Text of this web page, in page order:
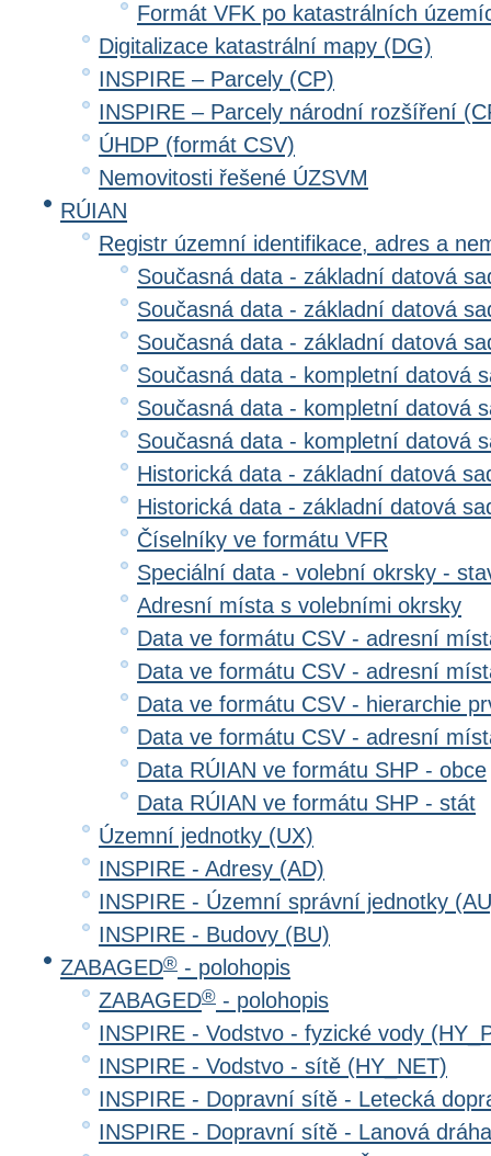
Formát VFK po katastrálních
Digitalizace katastrální mapy (DG)
INSPIRE – Parcely (CP)
INSPIRE – Parcely národní rozšíření
ÚHDP (formát CSV)
Nemovitosti řešené ÚZSVM
RÚIAN
Registr územní identifikace, adres a
Současná data - základní datová
Současná data - základní datová
Současná data - základní datová
Současná data - kompletní datová
Současná data - kompletní datová
Současná data - kompletní datová
Historická data - základní datová
Historická data - základní datová
Číselníky ve formátu VFR
Speciální data - volební okrsky -
Adresní místa s volebními okrsky
Data ve formátu CSV - adresní
Data ve formátu CSV - adresní
Data ve formátu CSV - hierarchie
Data ve formátu CSV - adresní
Data RÚIAN ve formátu SHP - obce
Data RÚIAN ve formátu SHP - stát
Územní jednotky (UX)
INSPIRE - Adresy (AD)
INSPIRE - Územní správní jednotky
INSPIRE - Budovy (BU)
ZABAGED® - polohopis
ZABAGED® - polohopis
INSPIRE - Vodstvo - fyzické vody
INSPIRE - Vodstvo - sítě (HY_NET)
INSPIRE - Dopravní sítě - Letecká
INSPIRE - Dopravní sítě - Lanová